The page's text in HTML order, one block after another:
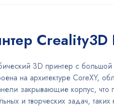
Creality3D
3D принтер с
на архитектуре CoreXY,
закрывающие корпус, что
и творческих задач,